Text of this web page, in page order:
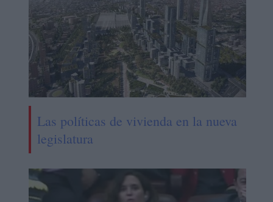
Las políticas de vivienda en la nueva
legislatura